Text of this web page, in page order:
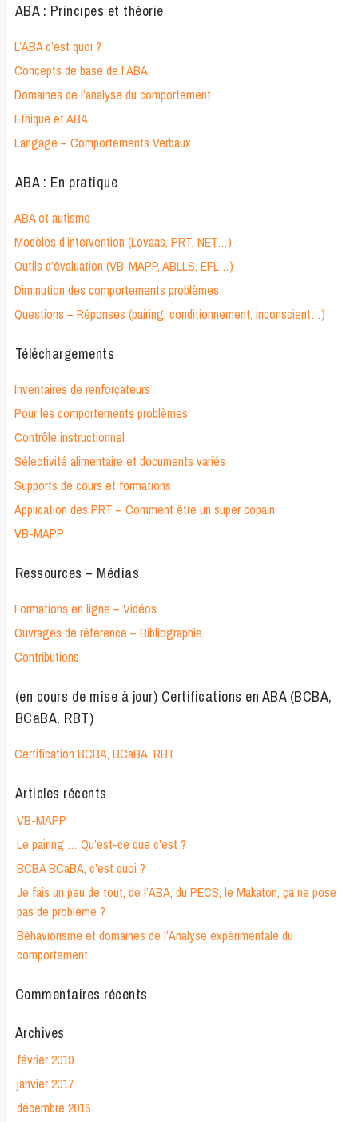
ABA : Principes et théorie
L’ABA c’est quoi ?
Concepts de base de l’ABA
Domaines de l’analyse du comportement
Ethique et ABA
Langage – Comportements Verbaux
ABA : En pratique
ABA et autisme
Modèles d’intervention (Lovaas, PRT, NET…)
Outils d’évaluation (VB-MAPP, ABLLS, EFL…)
Diminution des comportements problèmes
Questions – Réponses (pairing, conditionnement, inconscient…)
Téléchargements
Inventaires de renforçateurs
Pour les comportements problèmes
Contrôle instructionnel
Sélectivité alimentaire et documents variés
Supports de cours et formations
Application des PRT – Comment être un super copain
VB-MAPP
Ressources – Médias
Formations en ligne – Vidéos
Ouvrages de référence – Bibliographie
Contributions
(en cours de mise à jour) Certifications en ABA (BCBA,
BCaBA, RBT)
Certification BCBA, BCaBA, RBT
Articles récents
VB-MAPP
Le pairing … Qu’est-ce que c’est ?
BCBA BCaBA, c’est quoi ?
Je fais un peu de tout, de l’ABA, du PECS, le Makaton, ça ne pose
pas de problème ?
Béhaviorisme et domaines de l’Analyse expérimentale du
comportement
Commentaires récents
Archives
février 2019
janvier 2017
décembre 2016